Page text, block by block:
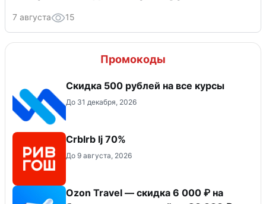
7 августа 15
Промокоды
Скидка 500 рублей на все курсы
До 31 декабря, 2026
Crblrb lj 70%
До 9 августа, 2026
Ozon Travel — скидка 6 000 ₽ на